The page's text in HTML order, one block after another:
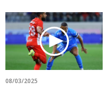
Uncut
Προσφορές
Προσωπικότητες στην ''Κ''
Επιστολές
08/03/2025